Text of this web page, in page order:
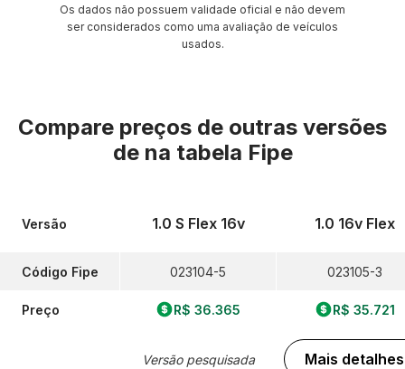
Os dados não possuem validade oficial e não devem
ser considerados como uma avaliação de veículos
usados.
Compare preços de outras versões
de na tabela Fipe
Versão
Código Fipe
Preço
1.0 S Flex 16v
023104-5
R$ 36.365
Versão pesquisada
1.0 16v Flex
023105-3
R$ 35.721
Mais detalhes